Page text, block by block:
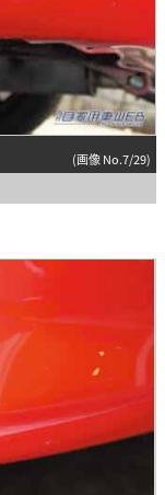
(画像 No.7/29)